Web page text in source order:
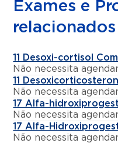
Exames e
relacionados
11 Desoxi-cortisol
Não necessita
11
Não necessita
17 Alfa-
Não necessita
17 Alfa-
Não necessita